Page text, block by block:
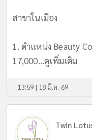
สาขาในเมือง
1. ตำแหน่ง Beauty
17,000...ดูเพิ่มเติม
13:59 | 18 มี.ค. 69
Twin